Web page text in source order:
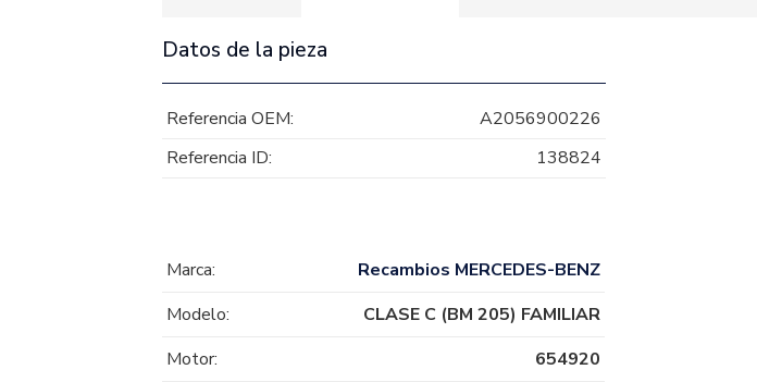
Datos de la pieza
Referencia OEM:
A2056900226
Referencia ID:
138824
Marca:
Recambios MERCEDES-BENZ
Modelo:
CLASE C (BM 205) FAMILIAR
Motor:
654920